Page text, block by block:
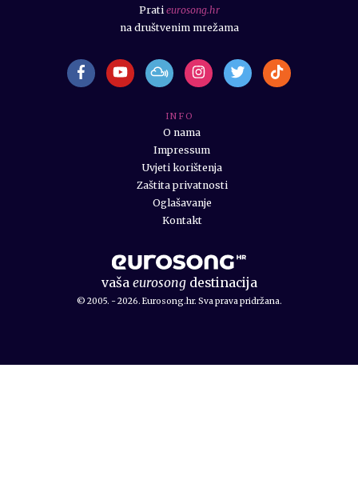
vaša eurosongdestinacija
© 2005. - 2026. Eurosong.hr. Sva prava pridržana.
I N F O
O nama
Impressum
Uvjeti korištenja
Zaštita privatnosti
Oglašavanje
Kontakt
Prati eurosong.hr
na društvenim mrežama